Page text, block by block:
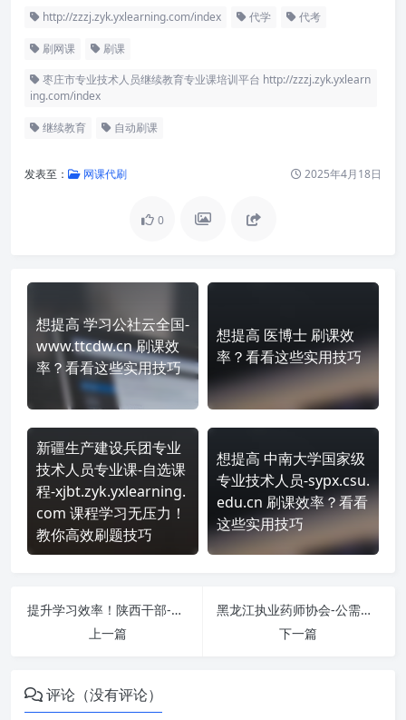
http://zzzj.zyk.yxlearning.com/index 代学 代考
刷网课
刷课
枣庄市专业技术人员继续教育专业课培训平台 http://zzzj.zyk.yxlearn
ing.com/index
继续教育 自动刷课
发表至： 网课代刷 2025年4月18日
0
想提高 学习公社云全国-
www.ttcdw.cn 刷课效
率？看看这些实用技巧
想提高 医博士 刷课效
率？看看这些实用技巧
新疆生产建设兵团专业
技术人员专业课-自选课
程-xjbt.zyk.yxlearning.
com 课程学习无压力！
教你高效刷题技巧
想提高 中南大学国家级
专业技术人员-sypx.csu.
edu.cn 刷课效率？看看
这些实用技巧
提升学习效率！陕西干部-学时 https://www.sqgj.gov.cn 刷课方法全揭秘
上一篇
黑龙江执业药师协会-公需科目 http://mtnet.hljlpa.com/login 课程学习无压力！教你高效刷题技巧
下一篇
评论（没有评论）